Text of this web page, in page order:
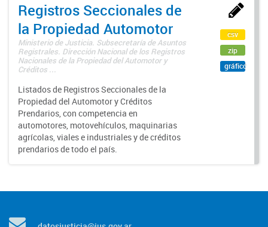
Registros Seccionales de
la Propiedad Automotor
Ministerio de Justicia. Subsecretaría de Asuntos
Registrales. Dirección Nacional de los Registros
Nacionales de la Propiedad del Automotor y
Créditos ...
Listados de Registros Seccionales de la
Propiedad del Automotor y Créditos
Prendarios, con competencia en
automotores, motovehículos, maquinarias
agrícolas, viales e industriales y de créditos
prendarios de todo el país.
csv
zip
gráfico